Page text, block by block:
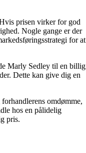
prisen virker for god
Nogle gange er der
for at
Marly Sedley til en billig
Dette kan give dig en
omdømme,
hos en pålidelig
pris.